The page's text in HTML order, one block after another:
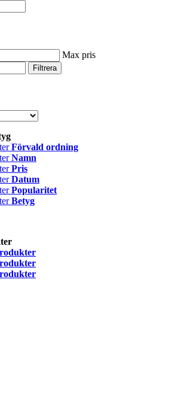
Max pris
Filtrera
Förvald ordning
Namn
Pris
Datum
Popularitet
Betyg